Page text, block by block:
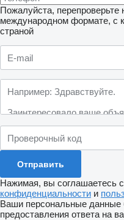
Пожалуйста, перепроверьте
международном формате, с
страной
Нажимая, вы соглашаетесь
конфиденциальности и
Ваши персональные
предоставления ответа на